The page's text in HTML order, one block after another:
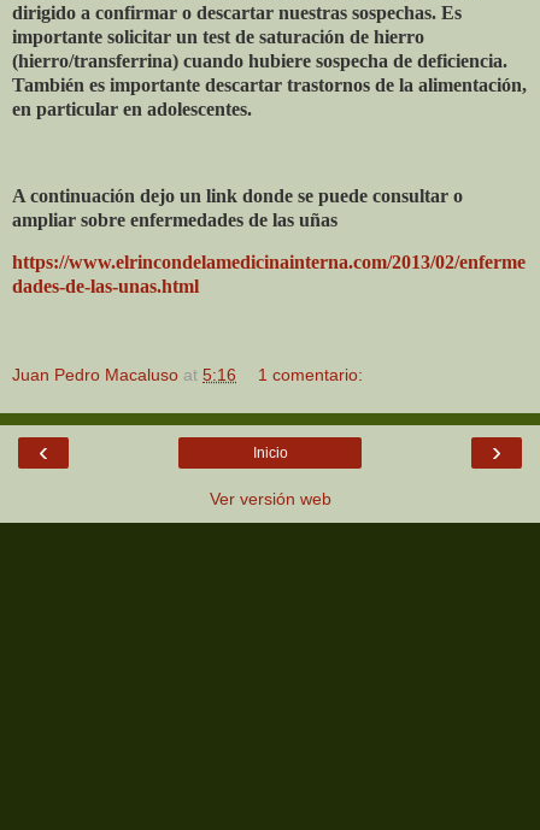
dirigido a confirmar o descartar nuestras sospechas. Es
importante solicitar un test de saturación de hierro
(hierro/transferrina) cuando hubiere sospecha de deficiencia.
También es importante descartar trastornos de la alimentación,
en particular en adolescentes.
A continuación dejo un link donde se puede consultar o
ampliar sobre enfermedades de las uñas
https://www.elrincondelamedicinainterna.com/2013/02/enferme
dades-de-las-unas.html
Juan Pedro Macaluso at 5:16 1 comentario:
‹ ›
Inicio
Ver versión web